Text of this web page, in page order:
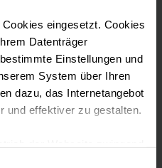
eingesetzt. Cookies
Datenträger
Einstellungen und
System über Ihren
dazu, das Internetangebot
und effektiver zu gestalten.
2005 | Leitender
der
Dresden
Klinik I, II und III)